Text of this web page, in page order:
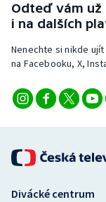
Odteď vám už
i na dalších
Nenechte si nikde
na Facebooku, X,
Divácké centrum